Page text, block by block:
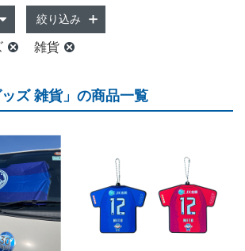
絞り込み
雑貨
ッズ 雑貨」の商品一覧